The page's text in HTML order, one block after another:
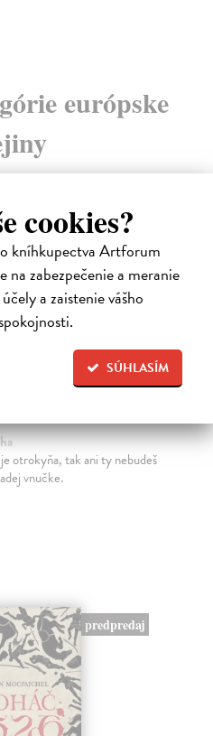
cookies?
kníhkupectva Artforum
na zabezpečenie a meranie
a zaistenie vášho
SÚHLASÍM
európske
na sklade
otrokyňa, tak ani ty nebudeš
vnučke.
predpredaj